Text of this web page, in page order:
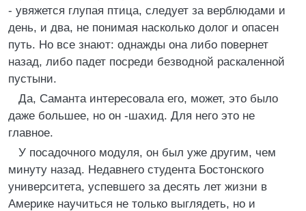
- увяжется глупая птица, следует за верблюдами и
день, и два, не понимая насколько долог и опасен
путь. Но все знают: однажды она либо повернет
назад, либо падет посреди безводной раскаленной
пустыни.
Да, Саманта интересовала его, может, это было
даже большее, но он -шахид. Для него это не
главное.
У посадочного модуля, он был уже другим, чем
минуту назад. Недавнего студента Бостонского
университета, успевшего за десять лет жизни в
Америке научиться не только выглядеть, но и